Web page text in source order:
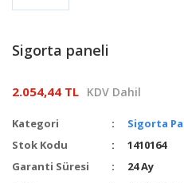
Sigorta paneli
2.054,44 TL KDV Dahil
Kategori
Sigorta
Stok Kodu
1410164
Garanti Süresi
24 Ay